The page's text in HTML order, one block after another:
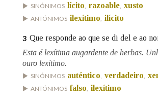
OUTRAS OPCIÓNS DE BUSCA
SINÓNIMOS lícito, razoable, xusto
ANTÓNIMOS ilexítimo, ilícito
3 Que responde ao que se di del e ao
Esta é lexítima augardente de herbas.
ouro lexítimo.
SINÓNIMOS auténtico, verdadeiro,
ANTÓNIMOS falso, ilexítimo